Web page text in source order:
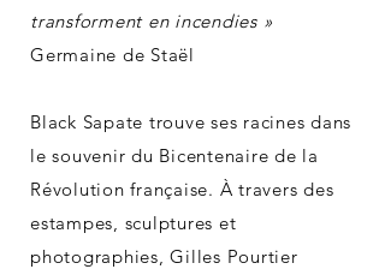
transforment en incendies »
Germaine de Staël
Black Sapate trouve ses racines dans
le souvenir du Bicentenaire de la
Révolution française. À travers des
estampes, sculptures et
photographies, Gilles Pourtier